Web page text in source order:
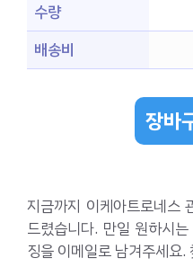
수량
배송비
장바
지금까지 이케아트로네스
드렸습니다. 만일 원하시
징을 이메일로 남겨주세요